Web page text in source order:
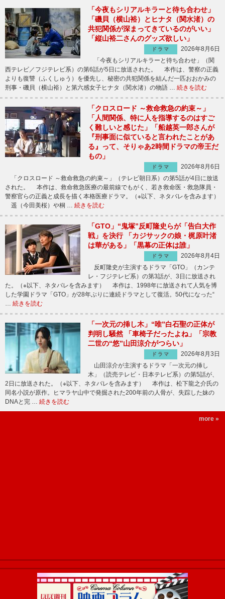
「今夜もシリアルキラーと待ち合わせ」
「磯貝（横山裕）とヒナタ（関水渚）の
共犯関係が深まってきているのがいい」
「縦山裕二さんのグッズ欲しい」
ドラマ
2026年8月6日
「今夜もシリアルキラーと待ち合わせ」（関
西テレビ／フジテレビ系）の第6話が5日に放送された。 本作は、警察の正義
よりも復讐（ふくしゅう）を優先し、秘密の共犯関係を結んだ一匹おおかみの
刑事・磯貝（横山裕）と第六感女子ヒナタ（関水渚）の物語 … 続きを読む
「クロスロード ～救命救急の約束～」
「人間関係、特に人を指導するのはすご
く難しいと感じた」「船越英一郎さんが
『刑事面に似ていると言われたことがあ
る』って、そりゃあ2時間ドラマの帝王だ
もの」
ドラマ
2026年8月6日
「クロスロード ～救命救急の約束～」（テレビ朝日系）の第5話が4日に放送
された。 本作は、救命救急医療の最前線でもがく、若き救命医・救急隊員・
警察官らの正義と成長を描く本格医療ドラマ。（※以下、ネタバレを含みます）
遥（今田美桜）や桐 … 続きを読む
「GTO」“鬼塚”反町隆史らが「告白大作
戦」を決行 「カジサックの娘・梶原叶渚
は華がある」「黒幕の正体は誰」
ドラマ
2026年8月4日
反町隆史が主演するドラマ「GTO」（カンテ
レ・フジテレビ系）の第3話が、3日に放送され
た。（※以下、ネタバレを含みます） 本作は、1998年に放送されて人気を博
した学園ドラマ「GTO」が28年ぶりに連続ドラマとして復活。50代になった“
続きを読む
「一次元の挿し木」“唯”白石聖の正体が
判明し騒然 「車椅子だったよね」「宗教
二世の“悠”山田涼介がつらい」
ドラマ
2026年8月3日
山田涼介が主演するドラマ「一次元の挿し
木」（読売テレビ・日本テレビ系）の第5話が、
2日に放送された。（※以下、ネタバレを含みます） 本作は、松下龍之介氏の
同名小説が原作。ヒマラヤ山中で発掘された200年前の人骨が、失踪した妹の
DNAと完 … 続きを読む
more »